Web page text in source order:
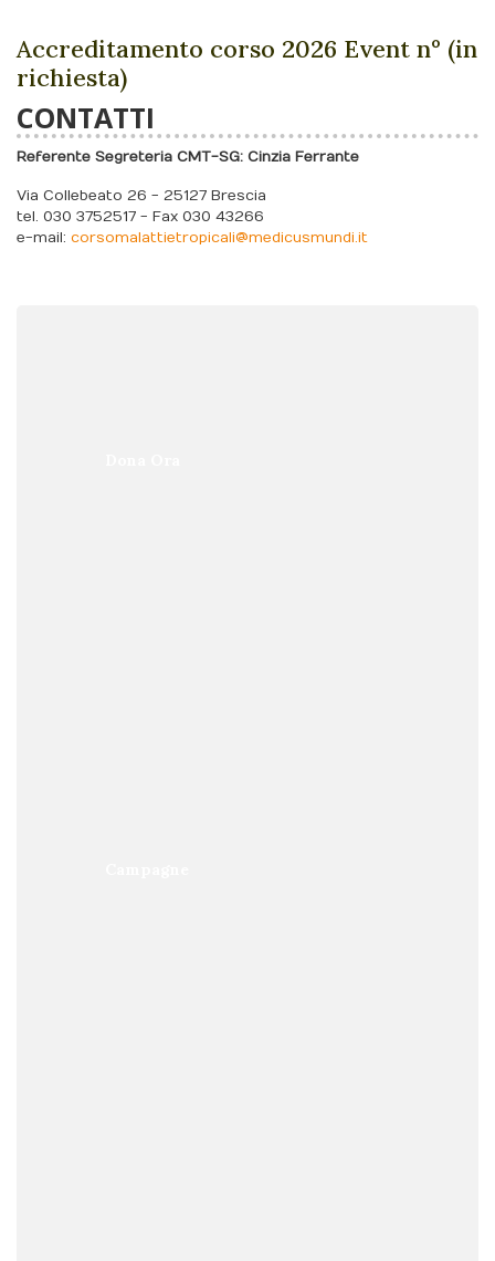
Accreditamento corso 2026 Event n° (in
richiesta)
CONTATTI
Referente Segreteria CMT-SG: Cinzia Ferrante
Via Collebeato 26 - 25127 Brescia
tel. 030 3752517 - Fax 030 43266
e-mail: corsomalattietropicali@medicusmundi.it